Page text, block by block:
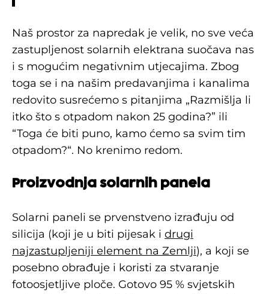
Naš prostor za napredak je velik, no sve veća
zastupljenost solarnih elektrana suočava nas
i s mogućim negativnim utjecajima. Zbog
toga se i na našim predavanjima i kanalima
redovito susrećemo s pitanjima „Razmišlja li
itko što s otpadom nakon 25 godina?” ili
“Toga će biti puno, kamo ćemo sa svim tim
otpadom?“. No krenimo redom.
Proizvodnja solarnih panela
Solarni paneli se prvenstveno izrađuju od
silicija (koji je u biti pijesak i drugi
najzastupljeniji element na Zemlji), a koji se
posebno obrađuje i koristi za stvaranje
fotoosjetljive ploče. Gotovo 95 % svjetskih